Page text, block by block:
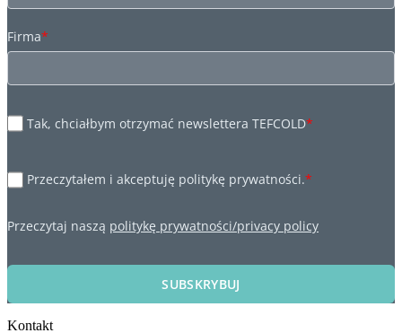
Firma*
Tak, chciałbym otrzymać newslettera TEFCOLD*
Przeczytałem i akceptuję politykę prywatności.*
Przeczytaj naszą politykę prywatności/privacy policy
SUBSKRYBUJ
Kontakt